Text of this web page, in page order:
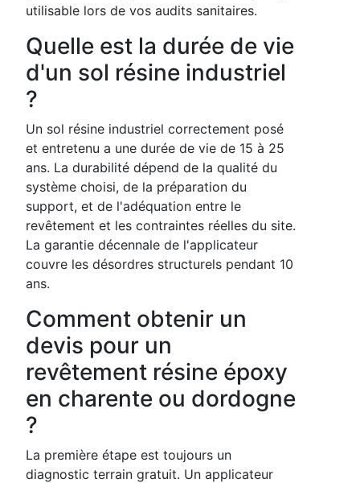
utilisable lors de vos audits sanitaires.
Quelle est la durée de vie
d'un sol résine industriel
?
Un sol résine industriel correctement posé
et entretenu a une durée de vie de 15 à 25
ans. La durabilité dépend de la qualité du
système choisi, de la préparation du
support, et de l'adéquation entre le
revêtement et les contraintes réelles du site.
La garantie décennale de l'applicateur
couvre les désordres structurels pendant 10
ans.
Comment obtenir un
devis pour un
revêtement résine époxy
en charente ou dordogne
?
La première étape est toujours un
diagnostic terrain gratuit. Un applicateur